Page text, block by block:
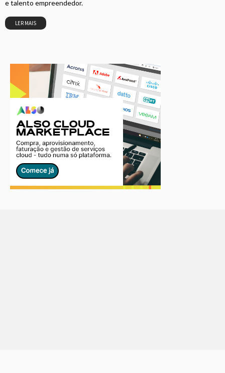
e talento empreendedor.
LER MAIS